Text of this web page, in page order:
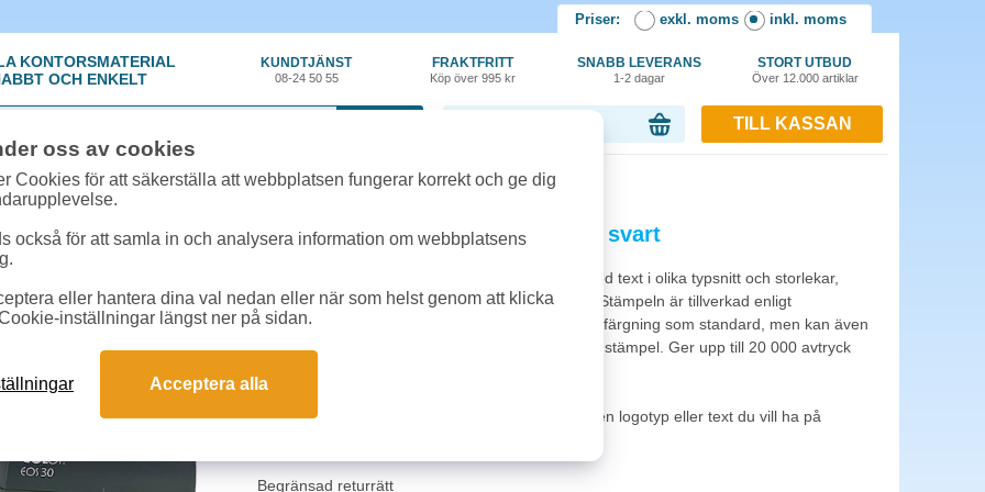
Priser: exkl. moms inkl. moms
KONTORSMATERIAL
OCH ENKELT
KUNDTJÄNST
08-24 50 55
FRAKTFRITT
Köp över 995 kr
SNABB LEVERANS
1-2 dagar
STORT UTBUD
Över 12.000 artiklar
TILL KASSAN
»Stämplar »Stämpel Colop EOS 40 59x23mm svart
Stämpel Colop EOS 40 59x23mm svart
Självfärgande stämpel med egen text. Kan fås med text i olika typsnitt och storlekar,
med eller utan ram, logotyp, namnteckning m.m. Stämpeln är tillverkad enligt
flashmetoden vilket ger ett skarpt avtryck. Svart infärgning som standard, men kan även
fås med blå, röd, viol eller grön och som 2-färgad stämpel. Ger upp till 20 000 avtryck
När du lagt din order kan du maila kundtjänst vilken logotyp eller text du vill ha på
Begränsad returrätt
oss av cookies
Cookies för att säkerställa att webbplatsen fungerar korrekt och ge dig
också för att samla in och analysera information om webbplatsens
eller hantera dina val nedan eller när som helst genom att klicka
inställningar längst ner på sidan.
Acceptera alla